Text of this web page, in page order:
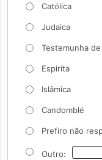
Católica
Judaica
Testemunha
Espiríta
Islâmica
Candomblé
Prefiro não
Outro: